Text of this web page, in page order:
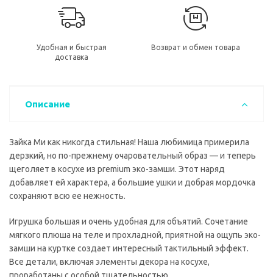
Удобная и быстрая
доставка
Возврат и обмен товара
Описание
Зайка Ми как никогда стильная! Наша любимица примерила
дерзкий, но по-прежнему очаровательный образ — и теперь
щеголяет в косухе из premium эко-замши. Этот наряд
добавляет ей характера, а большие ушки и добрая мордочка
сохраняют всю ее нежность.
Игрушка большая и очень удобная для объятий. Сочетание
мягкого плюша на теле и прохладной, приятной на ощупь эко-
замши на куртке создает интересный тактильный эффект.
Все детали, включая элементы декора на косухе,